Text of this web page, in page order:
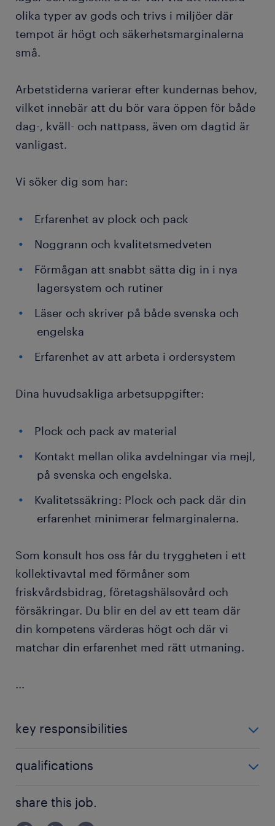
olika typer av gods och trivs i miljöer där
tempot är högt och säkerhetsmarginalerna
små.
Arbetstiderna varierar efter kundernas behov,
vilket innebär att du bör vara öppen för både
dag-, kväll- och nattpass, även om dagtid är
vanligast.
Vi söker dig som har:
Erfarenhet av plock och pack
Noggrann och kvalitetsmedveten
Förmågan att snabbt sätta dig in i nya
lagersystem och rutiner
Läser och skriver på både svenska och
engelska
Erfarenhet av att arbeta i ordersystem
Dina huvudsakliga arbetsuppgifter:
Plock och pack av material
Kontakt mellan olika avdelningar via mejl,
på svenska och engelska.
Kvalitetssäkring: Plock och pack där din
erfarenhet minimerar felmarginalerna.
Som konsult hos oss får du tryggheten i ett
kollektivavtal med förmåner som
friskvårdsbidrag, företagshälsovård och
försäkringar. Du blir en del av ett team där
din kompetens värderas högt och där vi
matchar din erfarenhet med rätt utmaning.
...
key responsibilities
arbetar i team
qualifications
share this job.